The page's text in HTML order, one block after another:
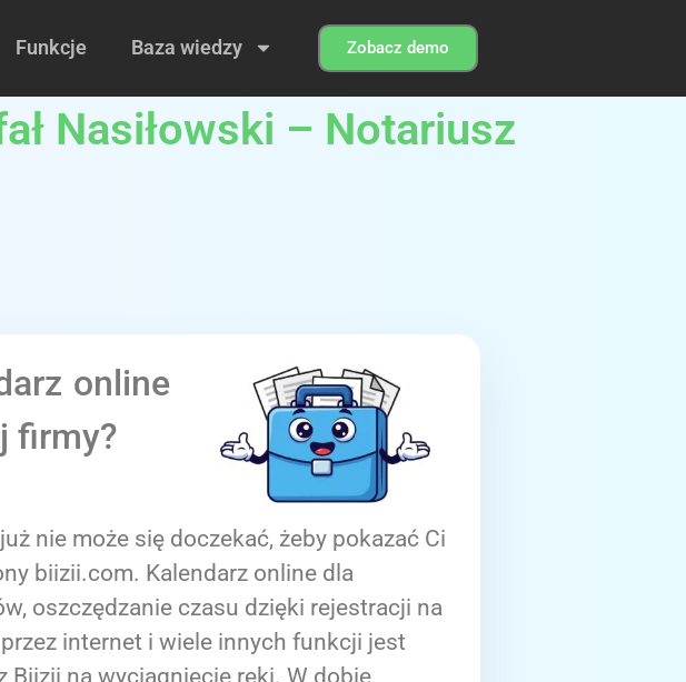
Funkcje Baza wiedzy Zobacz demo
Nasiłowski – Notariusz
online
firmy?
już nie może się doczekać, żeby pokazać Ci
biizii.com. Kalendarz online dla
oszczędzanie czasu dzięki rejestracji na
internet i wiele innych funkcji jest
Biizii na wyciągnięcie ręki. W dobie